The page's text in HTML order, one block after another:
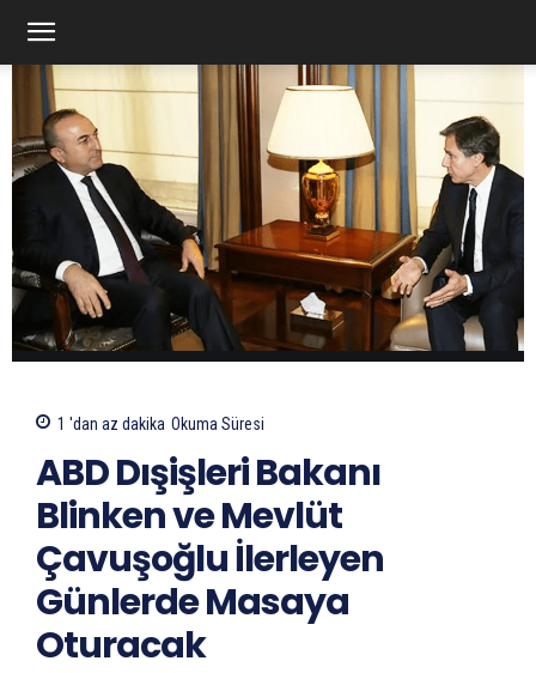
1 'dan az dakika Okuma Süresi
ABD Dışişleri Bakanı
Blinken ve Mevlüt
Çavuşoğlu İlerleyen
Günlerde Masaya
Oturacak